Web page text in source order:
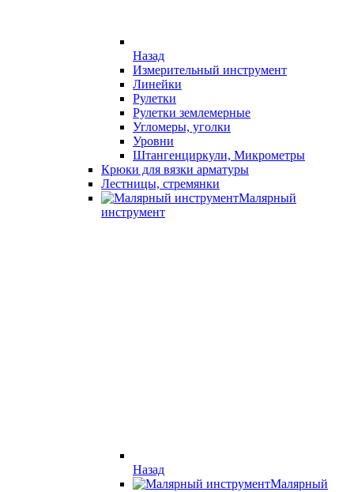
Назад
Измерительный инструмент
Линейки
Рулетки
Рулетки землемерные
Угломеры, уголки
Уровни
Штангенциркули, Микрометры
Крюки для вязки арматуры
Лестницы, стремянки
Малярный
инструмент
Назад
Малярный